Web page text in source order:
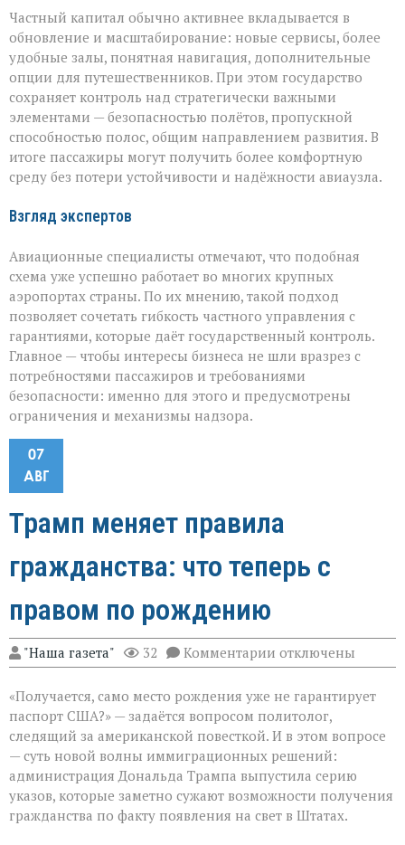
Частный капитал обычно активнее вкладывается в
обновление и масштабирование: новые сервисы, более
удобные залы, понятная навигация, дополнительные
опции для путешественников. При этом государство
сохраняет контроль над стратегически важными
элементами — безопасностью полётов, пропускной
способностью полос, общим направлением развития. В
итоге пассажиры могут получить более комфортную
среду без потери устойчивости и надёжности авиаузла.
Взгляд экспертов
Авиационные специалисты отмечают, что подобная
схема уже успешно работает во многих крупных
аэропортах страны. По их мнению, такой подход
позволяет сочетать гибкость частного управления с
гарантиями, которые даёт государственный контроль.
Главное — чтобы интересы бизнеса не шли вразрез с
потребностями пассажиров и требованиями
безопасности: именно для этого и предусмотрены
ограничения и механизмы надзора.
07
АВГ
Трамп меняет правила
гражданства: что теперь с
правом по рождению
"Наша газета" 32 Комментарии к
записи
меняет
правила
гражданства:
что
теперь
с
правом
по
рождению
отключены
«Получается, само место рождения уже не гарантирует
паспорт США?» — задаётся вопросом политолог,
следящий за американской повесткой. И в этом вопросе
— суть новой волны иммиграционных решений:
администрация Дональда Трампа выпустила серию
указов, которые заметно сужают возможности получения
гражданства по факту появления на свет в Штатах.